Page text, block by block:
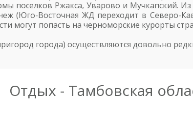
поселков Ржакса, Уварово и Мучкапский.
(Юго-Восточная ЖД переходит в Северо-
могут попасть на черноморские курорты
города) осуществляются довольно
Отдых - Тамбовская